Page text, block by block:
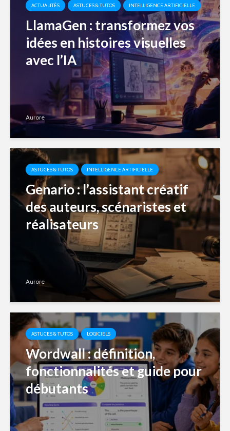
ACTUALITÉS ASTUCES & TUTOS INTELLIGENCE ARTIFICIELLE
LlamaGen : transformez vos
idées en histoires visuelles
avec l’IA
Aurore
ASTUCES & TUTOS INTELLIGENCE ARTIFICIELLE
Genario : l’assistant créatif
des auteurs, scénaristes et
réalisateurs
Aurore
ASTUCES & TUTOS LOGICIELS
Wordwall : définition,
fonctionnalités et guide pour
débutants